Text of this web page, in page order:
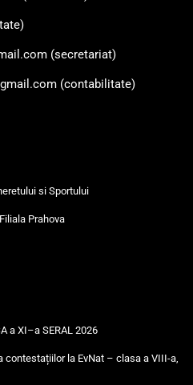
(secretariat)
(contabilitate)
si Sportului
Prahova
a XI–a SERAL 2026
contestațiilor la EvNat – clasa a VIII-a,